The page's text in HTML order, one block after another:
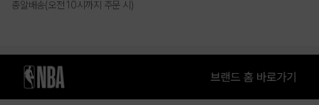
- OE사를 사용한 싱글 원단으로 다소 거친 표면 느낌을 주는 것이 특징
총알배송(오전 10시까지 주문 시)